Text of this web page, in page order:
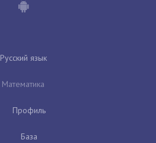
Русский язык
Математика
Профиль
База